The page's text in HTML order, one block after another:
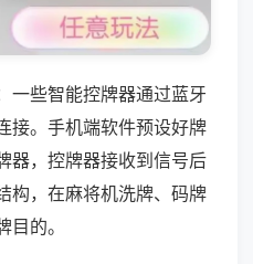
一些智能控牌器通过蓝牙
接。手机端软件预设好牌
器，控牌器接收到信号后
构，在麻将机洗牌、码牌
的。